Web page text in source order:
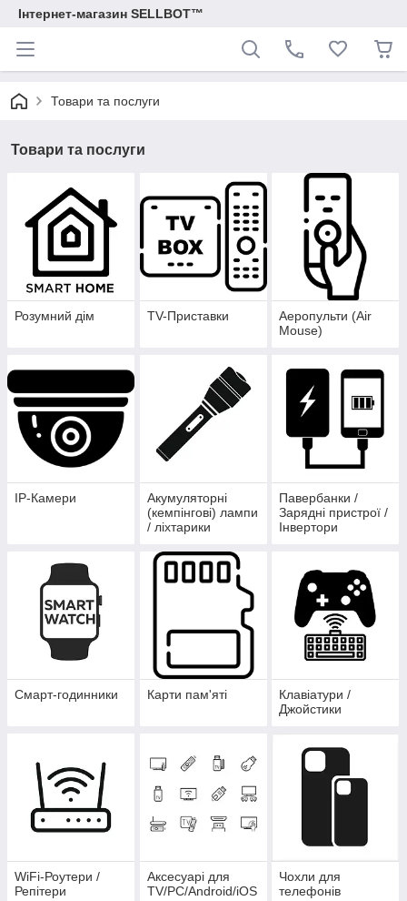
Інтернет-магазин SELLBOT™
Товари та послуги
Товари та послуги
Розумний дім TV-Приставки
Аеропульти (Air
Mouse)
IP-Камери
Акумуляторні
(кемпінгові) лампи
/ ліхтарики
Павербанки /
Зарядні пристрої /
Інвертори
Смарт-годинники Карти пам'яті
Клавіатури /
Джойстики
WiFi-Роутери /
Репітери
Аксесуарі для
TV/PC/Android/iOS
Чохли для
телефонів